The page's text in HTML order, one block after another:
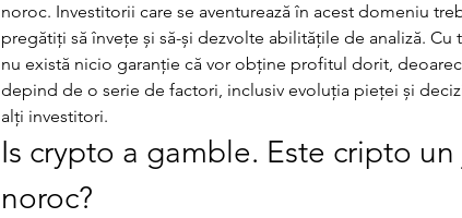
noroc. Investitorii care se aventurează în acest domeniu
pregătiți să învețe și să-și dezvolte abilitățile de analiză. Cu
nu există nicio garanție că vor obține profitul dorit,
depind de o serie de factori, inclusiv evoluția pieței și
alți investitori.
Is crypto a gamble. Este cripto
noroc?